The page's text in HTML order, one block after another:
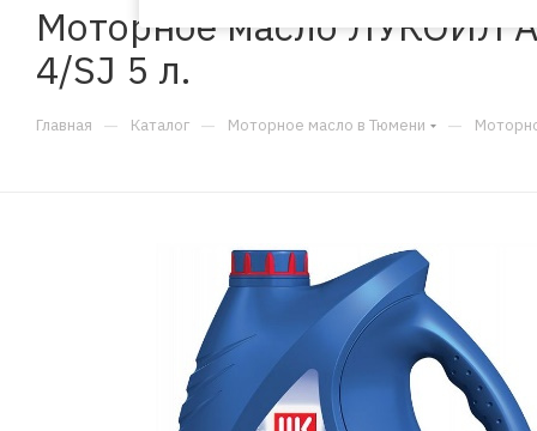
Моторное масло ЛУКОЙЛ
4/SJ 5 л.
Главная — Каталог — Моторное масло в Тюмени —